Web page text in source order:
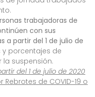
trabajadoras de
con sus
a partir del 1 de julio de
porcentajes de
suspensión.
del 1 de julio de 2020
Rebrotes de COVID-19 o